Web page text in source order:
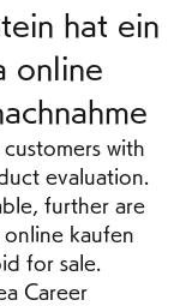
hat ein
online
with
evaluation.
further are
kaufen
for sale.
Career